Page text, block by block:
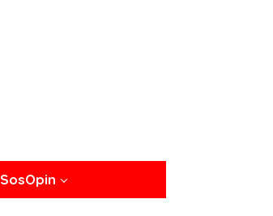
SosOpin